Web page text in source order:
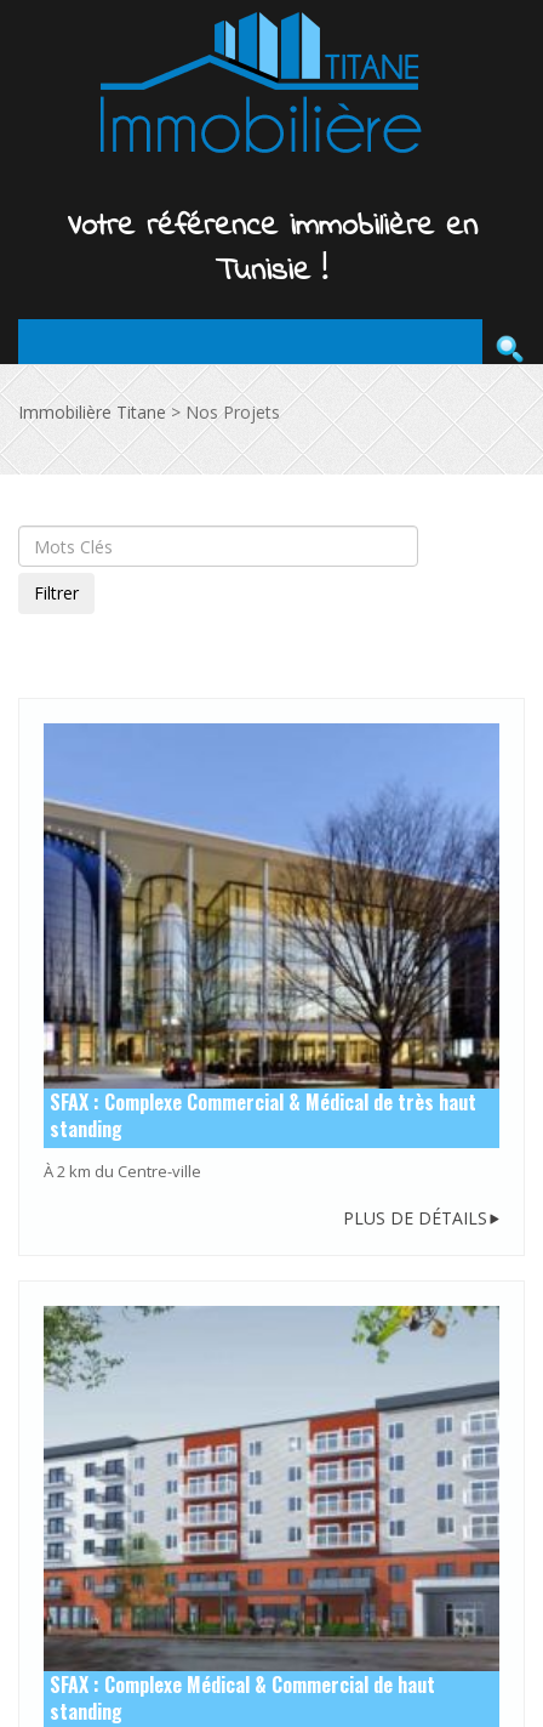
Votre référence immobilière en
Tunisie !
Immobilière Titane> Nos Projets
Filtrer
SFAX : Complexe Commercial & Médical de très haut
standing
À 2 km du Centre-ville
PLUS DE DÉTAILS
SFAX : Complexe Médical & Commercial de haut
standing